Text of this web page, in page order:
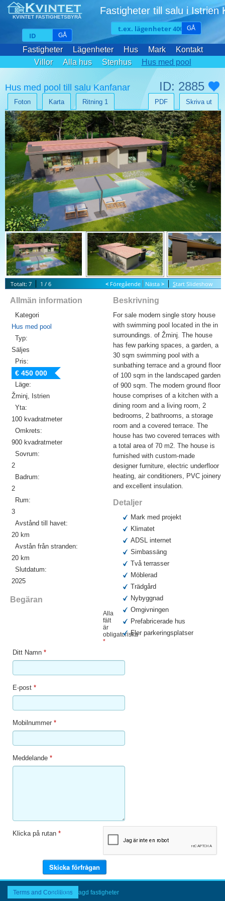
KVINTET FASTIGHETSBYRÅ
Fastigheter till salu i Istrien
GÅ
GÅ
Fastigheter Lägenheter Hus Mark
Kontakt
Villor
Alla hus Stenhus Hus med pool
Hus med pool till salu Kanfanar ID: 2885
Foton Karta Ritning 1 Skriva ut
PDF
Totalt: 7 1 / 6 < Föregående Nästa > Start Slideshow
Allmän information
Kategori
Hus med pool
Typ:
Säljes
Pris:
€ 450 000
Läge:
Žminj, Istrien
Yta:
100 kvadratmeter
Omkrets:
900 kvadratmeter
Sovrum:
2
Badrum:
2
Rum:
3
Avstånd till havet:
20 km
Avstån från stranden:
20 km
Slutdatum:
2025
Begäran
Alla
fält
är
obligatoriska
*
Ditt Namn *
E-post *
Mobilnummer *
Meddelande *
Klicka på rutan *
Beskrivning
For sale modern single story house
with swimming pool located in the in
surroundings. of Žminj. The house
has few parking spaces, a garden, a
30 sqm swimming pool with a
sunbathing terrace and a ground floor
of 100 sqm in the landscaped garden
of 900 sqm. The modern ground floor
house comprises of a kitchen with a
dining room and a living room, 2
bedrooms, 2 bathrooms, a storage
room and a covered terrace. The
house has two covered terraces with
a total area of 70 m2. The house is
furnished with custom-made
designer furniture, electric underfloor
heating, air conditioners, PVC joinery
and excellent insulation.
Detaljer
Mark med projekt
Klimatet
ADSL internet
Simbassäng
Två terrasser
Möblerad
Trädgård
Nybyggnad
Omgivningen
Prefabricerade hus
Fler parkeringsplatser
Terms and ConditionsSenast inlagd fastigheter